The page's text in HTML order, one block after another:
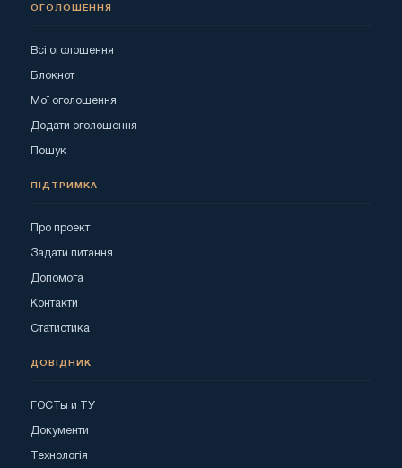
ОГОЛОШЕННЯ
Всі оголошення
Блокнот
Мої оголошення
Додати оголошення
Пошук
ПІДТРИМКА
Про проект
Задати питання
Допомога
Контакти
Статистика
ДОВІДНИК
ГОСТы и ТУ
Документи
Технологія